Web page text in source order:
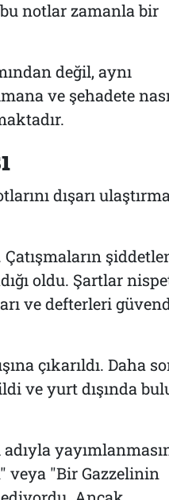
bu notlar zamanla bir
değil, aynı
ve şehadete
dışarı
oldu. Şartlar
ve defterleri
çıkarıldı. Daha
ve yurt dışında
veya "Bir Gazzelinin